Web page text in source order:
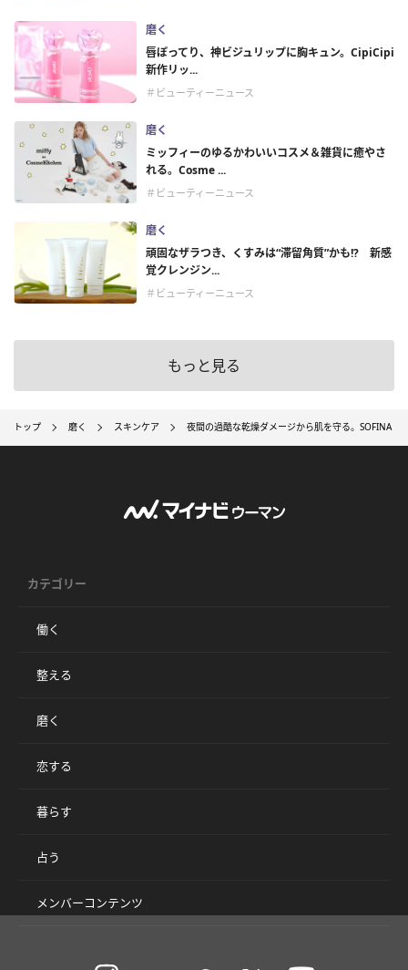
磨く
唇ぽってり、神ビジュリップに胸キュン。CipiCipi
新作リッ...
＃ビューティーニュース
磨く
ミッフィーのゆるかわいいコスメ＆雑貨に癒やさ
れる。Cosme ...
＃ビューティーニュース
磨く
頑固なザラつき、くすみは“滞留角質”かも!? 新感
覚クレンジン...
＃ビューティーニュース
もっと見る
トップ 磨く スキンケア 夜間の過酷な乾燥ダメージから肌を守る。SOFINA
カテゴリー
働く
整える
磨く
恋する
暮らす
占う
メンバーコンテンツ